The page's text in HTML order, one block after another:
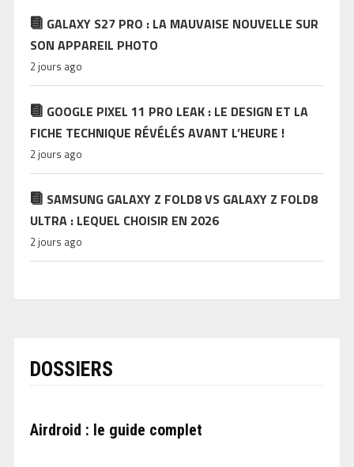
GALAXY S27 PRO : LA MAUVAISE NOUVELLE SUR
SON APPAREIL PHOTO
2 jours ago
GOOGLE PIXEL 11 PRO LEAK : LE DESIGN ET LA
FICHE TECHNIQUE RÉVÉLÉS AVANT L’HEURE !
2 jours ago
SAMSUNG GALAXY Z FOLD8 VS GALAXY Z FOLD8
ULTRA : LEQUEL CHOISIR EN 2026
2 jours ago
DOSSIERS
Airdroid : le guide complet